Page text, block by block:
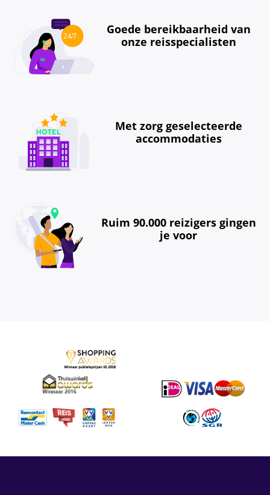
Goede bereikbaarheid van
onze reisspecialisten
Met zorg geselecteerde
accommodaties
Ruim 90.000 reizigers gingen
je voor